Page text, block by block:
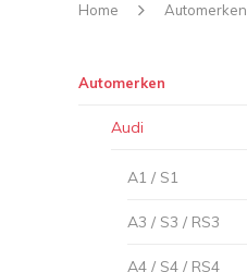
Home Automerken
Automerken
Audi
A1 / S1
A3 / S3 / RS3
A4 / S4 / RS4